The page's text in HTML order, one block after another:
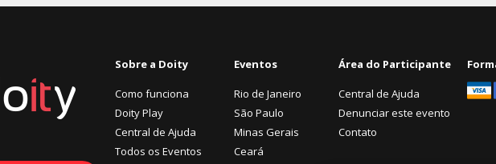
Sobre a Doity
Como funciona
Doity Play
Central de Ajuda
Todos os Eventos
Eventos
Rio de Janeiro
São Paulo
Minas Gerais
Ceará
Área do Participante
Central de Ajuda
Denunciar este evento
Contato